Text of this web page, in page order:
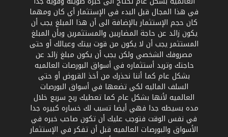
في هذا المجال قبل البدء في الإستثمار أي كان ومهما
كان حجم الإستثمار بالإضافة الى أن هذا المبلغ يجب أن
يكون زائد عن حاجة المضاربين والمستثمرين وبأن المبلغ
المستثمر يجب أن لا يكون من قوت بيتك وعيالك أو حتى
مصروفك الشخصي ولكن يجب أن يكون مبلغ زائد عن
حاجتك وتريد أستثماره في أسواق البورصات العالميه
بشكل عام كما أننا نحذرك من أخذ القروض أو حتى
السلف الماليه لكي تضعها في أسواق البورصات
العالميه لأنها بشكل عام كما تعطيك ربح سريع خلال
مده بسيطه جدا فهي أيضا تسبب لك خساره كبيره جدا
في نفس الوقت فتوجب عليك أن تكون صاحب خبره في
الأسواق والبورصات العالميه قبل أن تفكر في الإستثمار